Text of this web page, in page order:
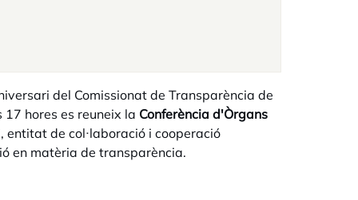
del Comissionat de Transparència de
hores es reuneix la Conferència d'Òrgans
entitat de col·laboració i cooperació
en matèria de transparència.